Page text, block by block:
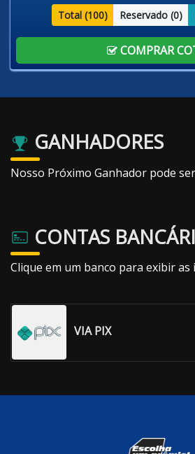
Total (100) Reservado (0)
COMPRAR
GANHADORES
Nosso Próximo Ganhador pode
CONTAS
Clique em um banco para exibir
VIA PIX